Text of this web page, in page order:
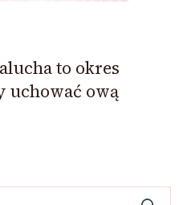
to okres
uchować ową